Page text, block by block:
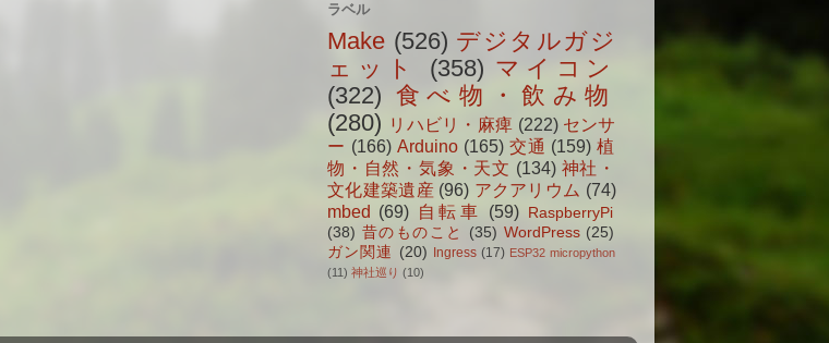
ラベル
Make (526) デジタルガジ
ェット
(358) マイコン
(322) 食べ物・飲み物
(280) リハビリ・麻痺 (222) センサ
ー (166) Arduino (165) 交通 (159) 植
物・自然・気象・天文 (134) 神社・
文化建築遺産 (96) アクアリウム (74)
mbed (69) 自転車 (59) RaspberryPi
(38) 昔のものこと (35) WordPress (25)
ガン関連 (20) Ingress (17) ESP32 micropython
(11) 神社巡り (10)